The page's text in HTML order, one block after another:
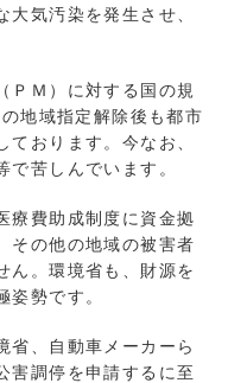
気汚染を発生させ、
Ｍ）に対する国の規
地域指定解除後も都市
おります。今なお、
で苦しんでいます。
療費助成制度に資金拠
その他の地域の被害者
ん。環境省も、財源を
姿勢です。
、自動車メーカーら
害調停を申請するに至